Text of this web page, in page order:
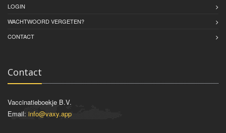
LOGIN
WACHTWOORD VERGETEN?
CONTACT
Contact
Vaccinatieboekje B.V.
Email: info@vaxy.app